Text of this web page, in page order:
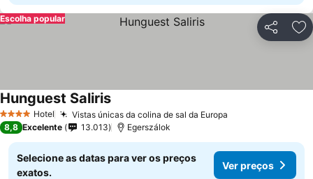
Partilhar
Escolha popular
4 EstrelasHotel Vistas únicas da colina de sal da Europa
Hunguest SalirisVer preços
8,8 Excelente 13.013 Egerszálok
Selecione as datas para ver os preços
exatos.
Ver preços